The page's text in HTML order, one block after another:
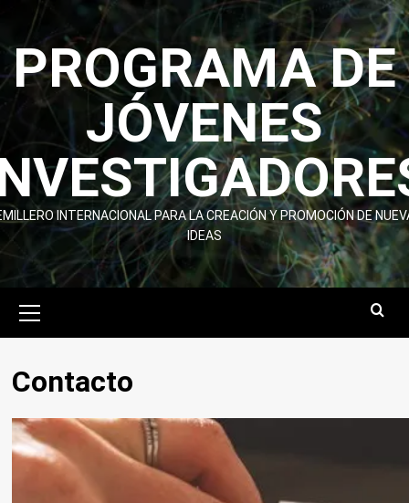
content
PROGRAMA DE
JÓVENES
INTERNACIONAL PARA LA CREACIÓN Y PROMOCIÓN DE
IDEAS
Menu
Contacto